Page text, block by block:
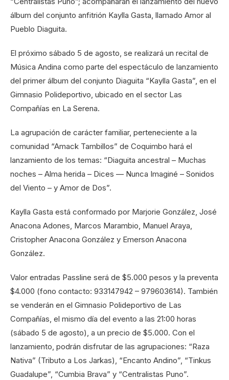
álbum del conjunto anfitrión Kaylla Gasta, llamado Amor al
Pueblo Diaguita.
El próximo sábado 5 de agosto, se realizará un recital de
Música Andina como parte del espectáculo de lanzamiento
del primer álbum del conjunto Diaguita “Kaylla Gasta”, en el
Gimnasio Polideportivo, ubicado en el sector Las
Compañías en La Serena.
La agrupación de carácter familiar, perteneciente a la
comunidad “Amack Tambillos” de Coquimbo hará el
lanzamiento de los temas: “Diaguita ancestral – Muchas
noches – Alma herida – Dices — Nunca Imaginé – Sonidos
del Viento – y Amor de Dos”.
Kaylla Gasta está conformado por Marjorie González, José
Anacona Adones, Marcos Marambio, Manuel Araya,
Cristopher Anacona González y Emerson Anacona
González.
Valor entradas Passline será de $5.000 pesos y la preventa
$4.000 (fono contacto: 933147942 – 979603614). También
se venderán en el Gimnasio Polideportivo de Las
Compañías, el mismo día del evento a las 21:00 horas
(sábado 5 de agosto), a un precio de $5.000. Con el
lanzamiento, podrán disfrutar de las agrupaciones: “Raza
Nativa” (Tributo a Los Jarkas), “Encanto Andino”, “Tinkus
Guadalupe”, “Cumbia Brava” y “Centralistas Puno”.